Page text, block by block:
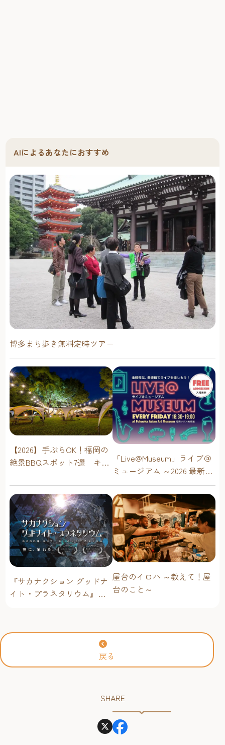
AIによるあなたにおすすめ
博多まち歩き無料定時ツアー
【2026】手ぶらOK！福岡の
絶景BBQスポット7選 キャ
に楽しむ
「Live@Museum」ライブ＠
ミュージアム ～2026 最新イ
ベントスケジュール！【福
岡アジア美術館】
『サカナクション グッドナ
イト・プラネタリウム』が
2026年
屋台のイロハ ～教えて！屋
台のこと～
戻る
SHARE